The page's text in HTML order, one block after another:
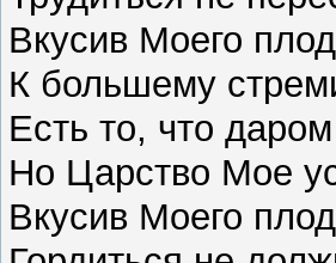
Вкусив Моего
К большему
Есть то, что
Но Царство Мое
Вкусив Моего